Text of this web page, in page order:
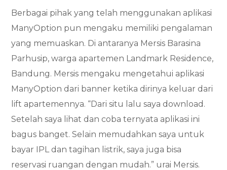
Berbagai pihak yang telah menggunakan aplikasi
ManyOption pun mengaku memiliki pengalaman
yang memuaskan. Di antaranya Mersis Barasina
Parhusip, warga apartemen Landmark Residence,
Bandung. Mersis mengaku mengetahui aplikasi
ManyOption dari banner ketika dirinya keluar dari
lift apartemennya. “Dari situ lalu saya download.
Setelah saya lihat dan coba ternyata aplikasi ini
bagus banget. Selain memudahkan saya untuk
bayar IPL dan tagihan listrik, saya juga bisa
reservasi ruangan dengan mudah.” urai Mersis.